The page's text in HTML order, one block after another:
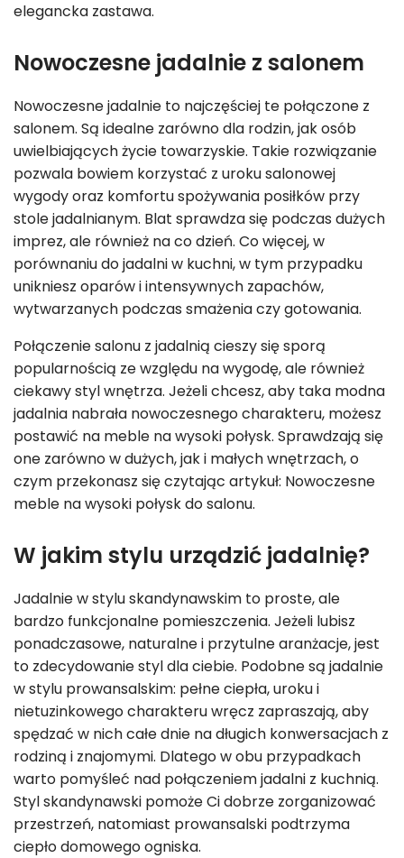
elegancka zastawa.
Nowoczesne jadalnie z salonem
Nowoczesne jadalnie to najczęściej te połączone z
salonem. Są idealne zarówno dla rodzin, jak osób
uwielbiających życie towarzyskie. Takie rozwiązanie
pozwala bowiem korzystać z uroku salonowej
wygody oraz komfortu spożywania posiłków przy
stole jadalnianym. Blat sprawdza się podczas dużych
imprez, ale również na co dzień. Co więcej, w
porównaniu do jadalni w kuchni, w tym przypadku
unikniesz oparów i intensywnych zapachów,
wytwarzanych podczas smażenia czy gotowania.
Połączenie salonu z jadalnią cieszy się sporą
popularnością ze względu na wygodę, ale również
ciekawy styl wnętrza. Jeżeli chcesz, aby taka modna
jadalnia nabrała nowoczesnego charakteru, możesz
postawić na meble na wysoki połysk. Sprawdzają się
one zarówno w dużych, jak i małych wnętrzach, o
czym przekonasz się czytając artykuł: Nowoczesne
meble na wysoki połysk do salonu.
W jakim stylu urządzić jadalnię?
Jadalnie w stylu skandynawskim to proste, ale
bardzo funkcjonalne pomieszczenia. Jeżeli lubisz
ponadczasowe, naturalne i przytulne aranżacje, jest
to zdecydowanie styl dla ciebie. Podobne są jadalnie
w stylu prowansalskim: pełne ciepła, uroku i
nietuzinkowego charakteru wręcz zapraszają, aby
spędzać w nich całe dnie na długich konwersacjach z
rodziną i znajomymi. Dlatego w obu przypadkach
warto pomyśleć nad połączeniem jadalni z kuchnią.
Styl skandynawski pomoże Ci dobrze zorganizować
przestrzeń, natomiast prowansalski podtrzyma
ciepło domowego ogniska.